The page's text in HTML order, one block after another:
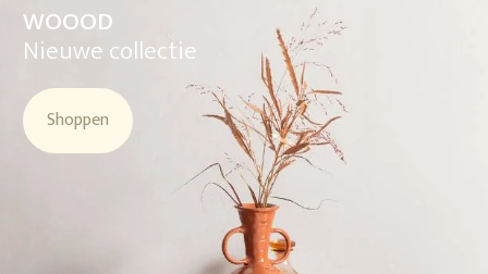
WOOOD
Nieuwe collectie
Shoppen